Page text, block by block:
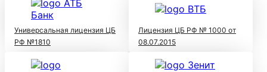
Универсальная лицензия ЦБ
РФ №1810
Лицензия ЦБ РФ № 1000 от
08.07.2015